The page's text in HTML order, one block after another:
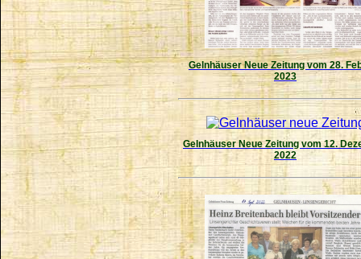
Gelnhäuser Neue Zeitung vom 28.
2023
Gelnhäuser Neue Zeitung vom 12.
2022